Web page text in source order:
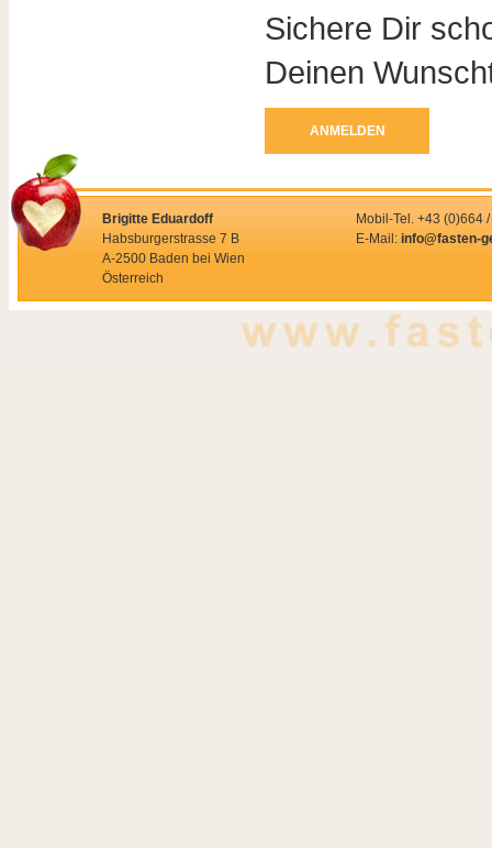
Sichere Dir
Deinen
ANMELDEN
Brigitte Eduardoff
Habsburgerstrasse 7 B
A-2500 Baden bei Wien
Österreich
Mobil-Tel. +43 (0)664
E-Mail: info@fasten-